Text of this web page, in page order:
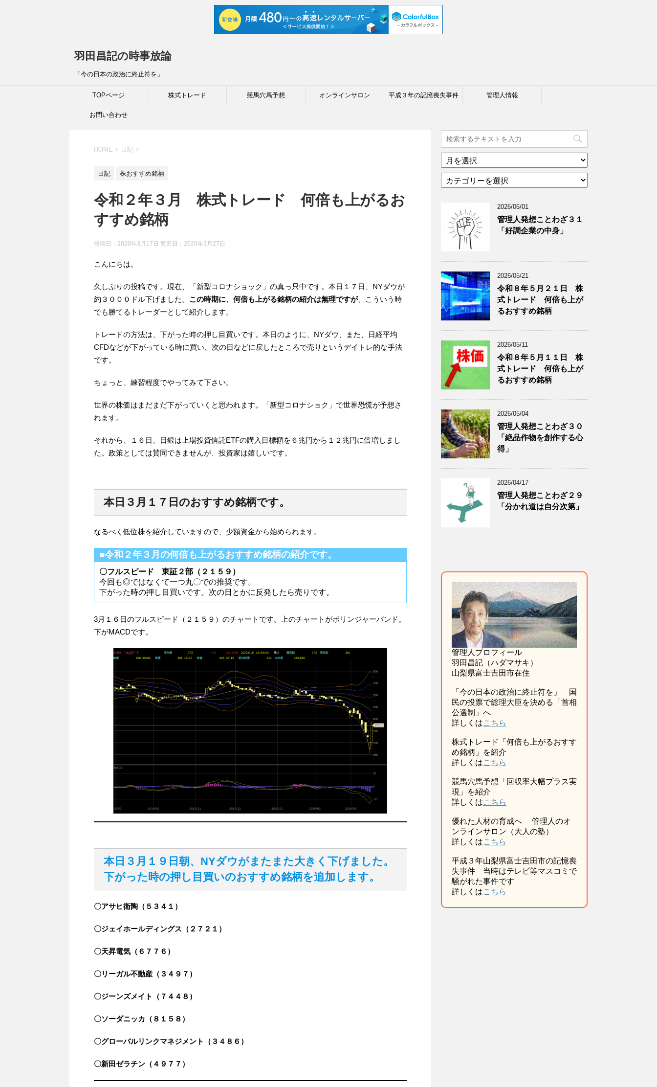
羽田昌記の時事放論
「今の日本の政治に終止符を」
TOPページ 株式トレード 競馬穴馬予想 オンラインサロン 平成３年の記憶喪失事件 管理人情報
お問い合わせ
HOME > 日記 >
日記 株おすすめ銘柄
令和２年３月 株式トレード 何倍も上がるお
すすめ銘柄
投稿日：2020年3月17日 更新日： 2020年3月27日
こんにちは。
久しぶりの投稿です。現在、「新型コロナショック」の真っ只中です。本日１７日、NYダウが
約３０００ドル下げました。 この時期に、何倍も上がる銘柄の紹介は無理ですが、こういう時
でも勝てるトレーダーとして紹介します。
トレードの方法は、下がった時の押し目買いです。本日のように、NYダウ、また、日経平均
CFDなどが下がっている時に買い、次の日などに戻したところで売りというデイトレ的な手法
です。
ちょっと、練習程度でやってみて下さい。
世界の株価はまだまだ下がっていくと思われます。「新型コロナショク」で世界恐慌が予想さ
れます。
それから、１６日、日銀は上場投資信託ETFの購入目標額を６兆円から１２兆円に倍増しまし
た。政策としては賛同できませんが、投資家は嬉しいです。
本日３月１７日のおすすめ銘柄です。
なるべく低位株を紹介していますので、少額資金から始められます。
■令和２年３月の何倍も上がるおすすめ銘柄の紹介です。
〇フルスピード 東証２部（２１５９）
今回も◎ではなくて一つ丸〇での推奨です。
下がった時の押し目買いです。次の日とかに反発したら売りです。
3月１６日のフルスピード（２１５９）のチャートです。上のチャートがボリンジャーバンド。
下がMACDです。
本日３月１９日朝、NYダウがまたまた大きく下げました。
下がった時の押し目買いのおすすめ銘柄を追加します。
〇アサヒ衛陶（５３４１）
〇ジェイホールディングス（２７２１）
〇天昇電気（６７７６）
〇リーガル不動産（３４９７）
〇ジーンズメイト（７４４８）
〇ソーダニッカ（８１５８）
〇グローバルリンクマネジメント（３４８６）
〇新田ゼラチン（４９７７）
ア
ー
イ
グ
記
事
を
表
示
テ
ー
グ
記
事
を
表
示
2026/06/01
管理人発想ことわざ３１
「好調企業の中身」
2026/05/21
令和８年５月２１日 株
式トレード 何倍も上が
るおすすめ銘柄
2026/05/11
令和８年５月１１日 株
式トレード 何倍も上が
るおすすめ銘柄
2026/05/04
管理人発想ことわざ３０
「絶品作物を創作する心
得」
2026/04/17
管理人発想ことわざ２９
「分かれ道は自分次第」
管理人プロフィール
羽田昌記（ハダマサキ）
山梨県富士吉田市在住
「今の日本の政治に終止符を」 国
民の投票で総理大臣を決める「首相
公選制」へ
詳しくはこちら
株式トレード「何倍も上がるおすす
め銘柄」を紹介
詳しくはこちら
競馬穴馬予想「回収率大幅プラス実
現」を紹介
詳しくはこちら
優れた人材の育成へ 管理人のオ
ンラインサロン（大人の塾）
詳しくはこちら
平成３年山梨県富士吉田市の記憶喪
失事件 当時はテレビ等マスコミで
騒がれた事件です
詳しくはこちら